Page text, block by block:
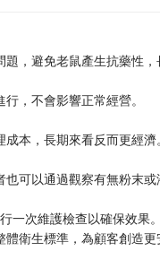
，避免老鼠產生抗藥性，
，不會影響正常經營。
本，長期來看反而更經濟。
可以通過觀察有無粉末或
一次維護檢查以確保效果。
衛生標準，為顧客創造